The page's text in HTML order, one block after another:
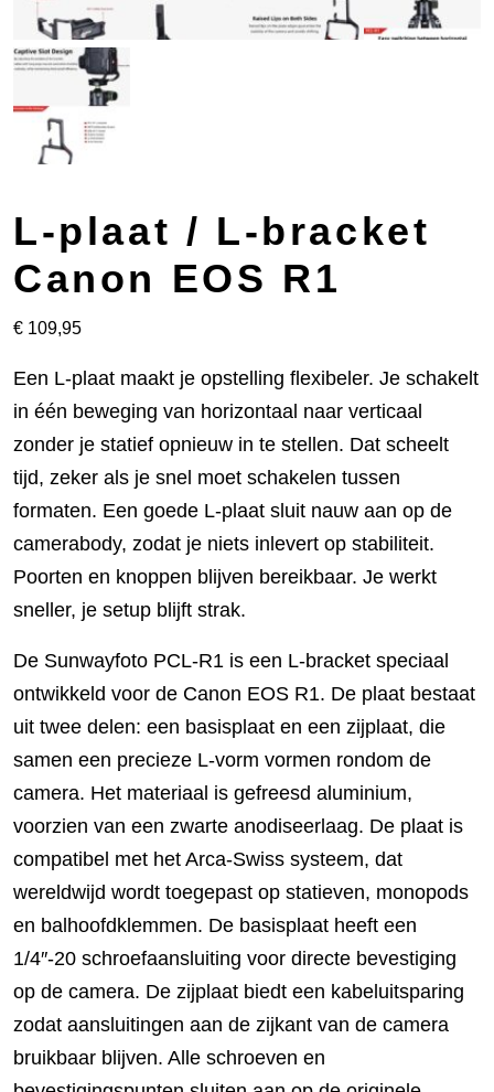
L-plaat / L-bracket
Canon EOS R1
€ 109,95
Een L-plaat maakt je opstelling flexibeler. Je schakelt
in één beweging van horizontaal naar verticaal
zonder je statief opnieuw in te stellen. Dat scheelt
tijd, zeker als je snel moet schakelen tussen
formaten. Een goede L-plaat sluit nauw aan op de
camerabody, zodat je niets inlevert op stabiliteit.
Poorten en knoppen blijven bereikbaar. Je werkt
sneller, je setup blijft strak.
De Sunwayfoto PCL-R1 is een L-bracket speciaal
ontwikkeld voor de Canon EOS R1. De plaat bestaat
uit twee delen: een basisplaat en een zijplaat, die
samen een precieze L-vorm vormen rondom de
camera. Het materiaal is gefreesd aluminium,
voorzien van een zwarte anodiseerlaag. De plaat is
compatibel met het Arca-Swiss systeem, dat
wereldwijd wordt toegepast op statieven, monopods
en balhoofdklemmen. De basisplaat heeft een
1/4″-20 schroefaansluiting voor directe bevestiging
op de camera. De zijplaat biedt een kabeluitsparing
zodat aansluitingen aan de zijkant van de camera
bruikbaar blijven. Alle schroeven en